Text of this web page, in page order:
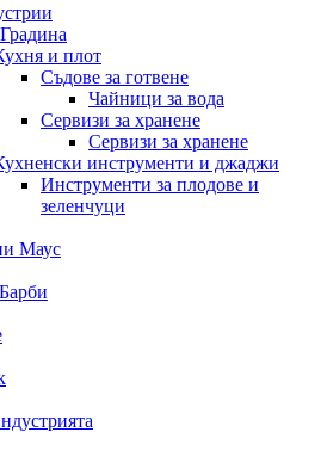
и плот
Съдове за готвене
Чайници за вода
Сервизи за хранене
Сервизи за хранене
инструменти и джаджи
Инструменти за плодове и
зеленчуци
Маус